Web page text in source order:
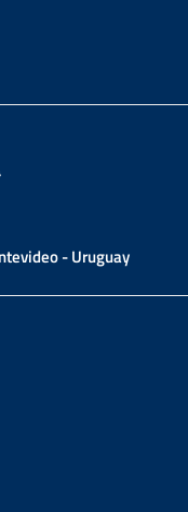
- Uruguay